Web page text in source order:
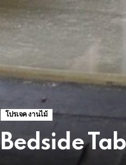
โปรเจค งานไม้
Bedside